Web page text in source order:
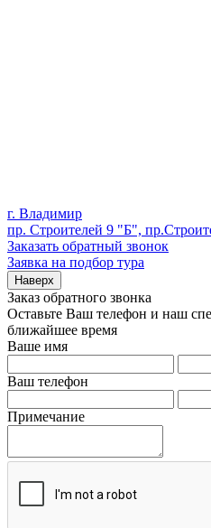
г. Владимир
пр. Строителей 9 "Б",
Заказать обратный звонок
Заявка на подбор тура
Наверх
Заказ обратного звонка
Оставьте Ваш телефон и наш
ближайшее время
Ваше имя
Ваш телефон
Примечание